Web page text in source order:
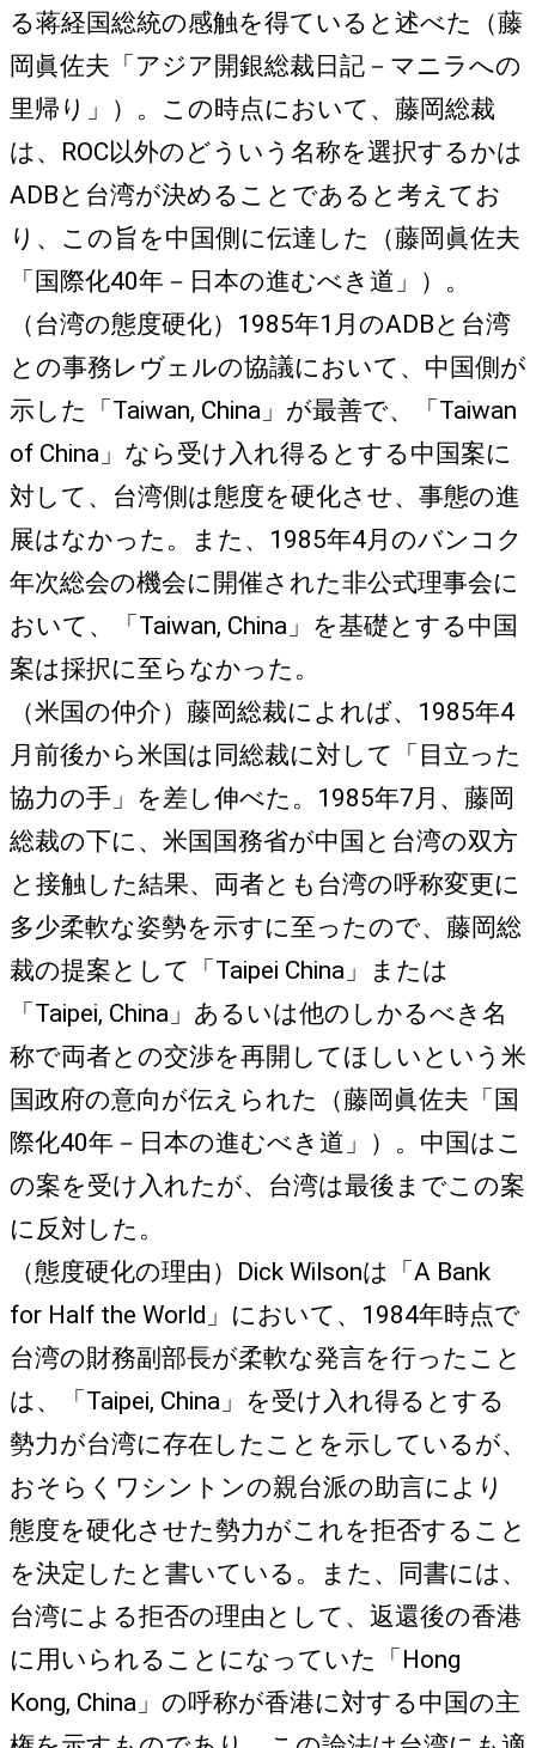
る蒋経国総統の感触を得ていると述べた（藤
岡眞佐夫「アジア開銀総裁日記－マニラへの
里帰り」）。この時点において、藤岡総裁
は、ROC以外のどういう名称を選択するかは
ADBと台湾が決めることであると考えてお
り、この旨を中国側に伝達した（藤岡眞佐夫
「国際化40年－日本の進むべき道」）。
（台湾の態度硬化）1985年1月のADBと台湾
との事務レヴェルの協議において、中国側が
示した「Taiwan, China」が最善で、「Taiwan
of China」なら受け入れ得るとする中国案に
対して、台湾側は態度を硬化させ、事態の進
展はなかった。また、1985年4月のバンコク
年次総会の機会に開催された非公式理事会に
おいて、「Taiwan, China」を基礎とする中国
案は採択に至らなかった。
（米国の仲介）藤岡総裁によれば、1985年4
月前後から米国は同総裁に対して「目立った
協力の手」を差し伸べた。1985年7月、藤岡
総裁の下に、米国国務省が中国と台湾の双方
と接触した結果、両者とも台湾の呼称変更に
多少柔軟な姿勢を示すに至ったので、藤岡総
裁の提案として「Taipei China」または
「Taipei, China」あるいは他のしかるべき名
称で両者との交渉を再開してほしいという米
国政府の意向が伝えられた（藤岡眞佐夫「国
際化40年－日本の進むべき道」）。中国はこ
の案を受け入れたが、台湾は最後までこの案
に反対した。
（態度硬化の理由）Dick Wilsonは「A Bank
for Half the World」において、1984年時点で
台湾の財務副部長が柔軟な発言を行ったこと
は、「Taipei, China」を受け入れ得るとする
勢力が台湾に存在したことを示しているが、
おそらくワシントンの親台派の助言により
態度を硬化させた勢力がこれを拒否すること
を決定したと書いている。また、同書には、
台湾による拒否の理由として、返還後の香港
に用いられることになっていた「Hong
Kong, China」の呼称が香港に対する中国の主